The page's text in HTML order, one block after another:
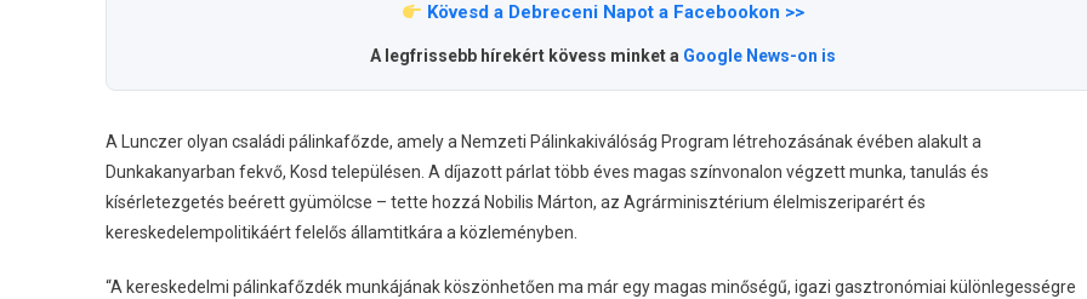
Kövesd a Debreceni Napot a Facebookon >>
A legfrissebb hírekért kövess minket a Google News-on is
A Lunczer olyan családi pálinkafőzde, amely a Nemzeti Pálinkakiválóság Program létrehozásának évében alakult a
Dunkakanyarban fekvő, Kosd településen. A díjazott párlat több éves magas színvonalon végzett munka, tanulás és
kísérletezgetés beérett gyümölcse – tette hozzá Nobilis Márton, az Agrárminisztérium élelmiszeriparért és
kereskedelempolitikáért felelős államtitkára a közleményben.
“A kereskedelmi pálinkafőzdék munkájának köszönhetően ma már egy magas minőségű, igazi gasztronómiai különlegességre